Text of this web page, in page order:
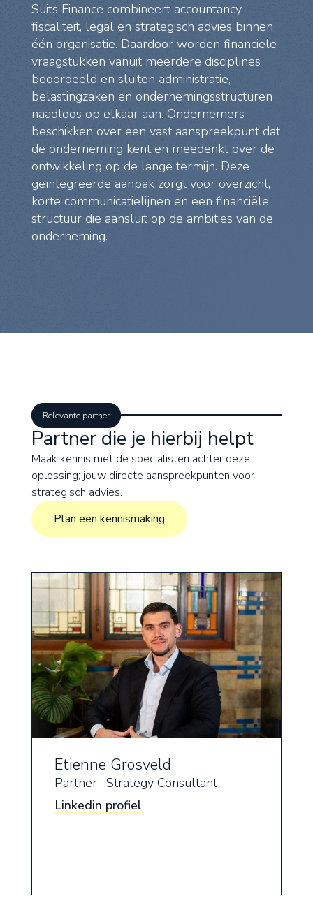
Suits Finance combineert accountancy,
fiscaliteit, legal en strategisch advies binnen
één organisatie. Daardoor worden financiële
vraagstukken vanuit meerdere disciplines
beoordeeld en sluiten administratie,
belastingzaken en ondernemingsstructuren
naadloos op elkaar aan. Ondernemers
beschikken over een vast aanspreekpunt dat
de onderneming kent en meedenkt over de
ontwikkeling op de lange termijn. Deze
geïntegreerde aanpak zorgt voor overzicht,
korte communicatielijnen en een financiële
structuur die aansluit op de ambities van de
onderneming.
Relevante partner
Partner die je hierbij helpt
Maak kennis met de specialisten achter deze
oplossing; jouw directe aanspreekpunten voor
strategisch advies.
Plan een kennismaking
Etienne Grosveld
Partner- Strategy Consultant
Linkedin profiel